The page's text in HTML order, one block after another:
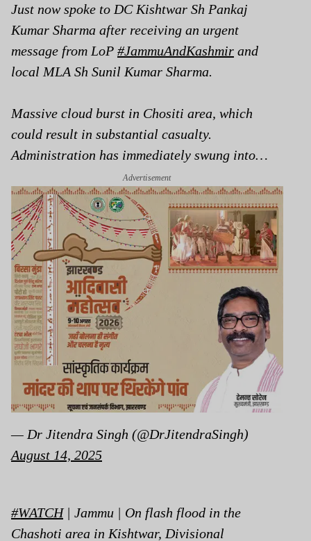
Just now spoke to DC Kishtwar Sh Pankaj
Kumar Sharma after receiving an urgent
message from LoP #JammuAndKashmir and
local MLA Sh Sunil Kumar Sharma.
Massive cloud burst in Chositi area, which
could result in substantial casualty.
Administration has immediately swung into…
Advertisement
— Dr Jitendra Singh (@DrJitendraSingh)
August 14, 2025
#WATCH| Jammu | On flash flood in the
Chashoti area in Kishtwar, Divisional